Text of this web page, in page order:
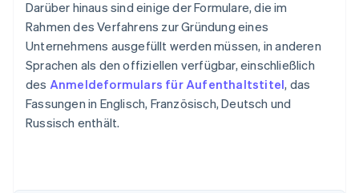
Darüber hinaus sind einige der Formulare, die im
Rahmen des Verfahrens zur Gründung eines
Unternehmens ausgefüllt werden müssen, in anderen
Sprachen als den offiziellen verfügbar, einschließlich
des Anmeldeformulars für Aufenthaltstitel, das
Fassungen in Englisch, Französisch, Deutsch und
Russisch enthält.